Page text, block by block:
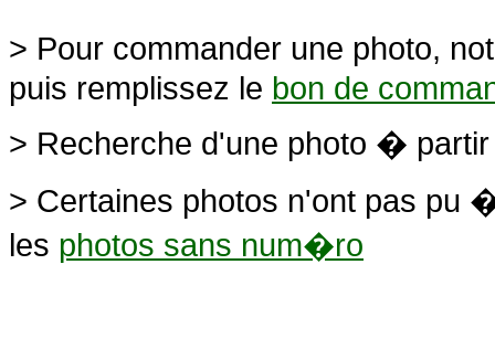
> Pour commander une photo,
puis remplissez le bon de
> Recherche d'une photo �
> Certaines photos n'ont pas
les photos sans num�ro